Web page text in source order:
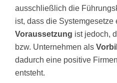
ausschließlich die
ist, dass die
Voraussetzung ist jedoch,
bzw. Unternehmen als
dadurch eine positive
entsteht.